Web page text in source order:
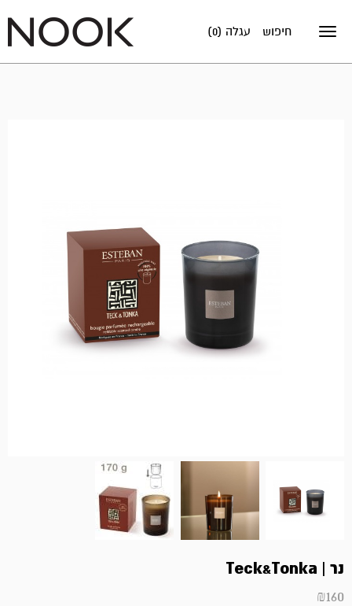
Toggle
עגלה (0) חיפוש
נר | Teck&Tonka
₪160